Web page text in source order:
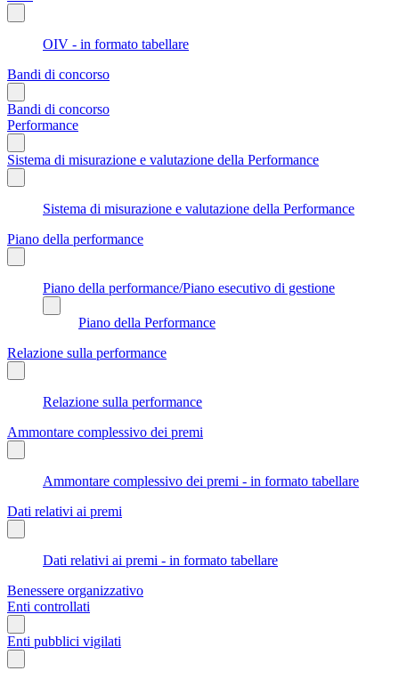
OIV - in formato tabellare
Bandi di concorso
Bandi di concorso
Performance
Sistema di misurazione e valutazione della Performance
Sistema di misurazione e valutazione della Performance
Piano della performance
Piano della performance/Piano esecutivo di gestione
Piano della Performance
Relazione sulla performance
Relazione sulla performance
Ammontare complessivo dei premi
Ammontare complessivo dei premi - in formato tabellare
Dati relativi ai premi
Dati relativi ai premi - in formato tabellare
Benessere organizzativo
Enti controllati
Enti pubblici vigilati